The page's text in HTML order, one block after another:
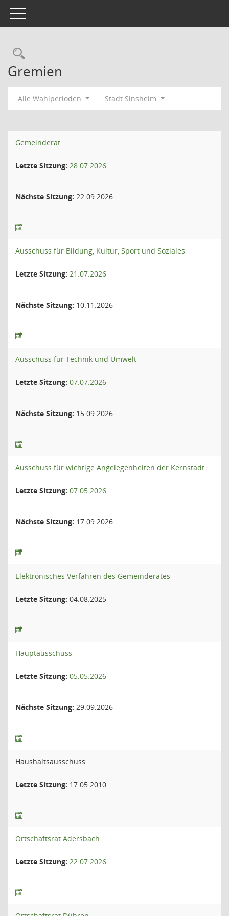
Toggle navigation
Gremien
Alle Wahlperioden Stadt Sinsheim
Gemeinderat
Letzte Sitzung: 28.07.2026
Nächste Sitzung: 22.09.2026
Ausschuss für Bildung, Kultur, Sport und Soziales
Letzte Sitzung: 21.07.2026
Nächste Sitzung: 10.11.2026
Ausschuss für Technik und Umwelt
Letzte Sitzung: 07.07.2026
Nächste Sitzung: 15.09.2026
Ausschuss für wichtige Angelegenheiten der Kernstadt
Letzte Sitzung: 07.05.2026
Nächste Sitzung: 17.09.2026
Elektronisches Verfahren des Gemeinderates
Letzte Sitzung: 04.08.2025
Hauptausschuss
Letzte Sitzung: 05.05.2026
Nächste Sitzung: 29.09.2026
Haushaltsausschuss
Letzte Sitzung: 17.05.2010
Ortschaftsrat Adersbach
Letzte Sitzung: 22.07.2026